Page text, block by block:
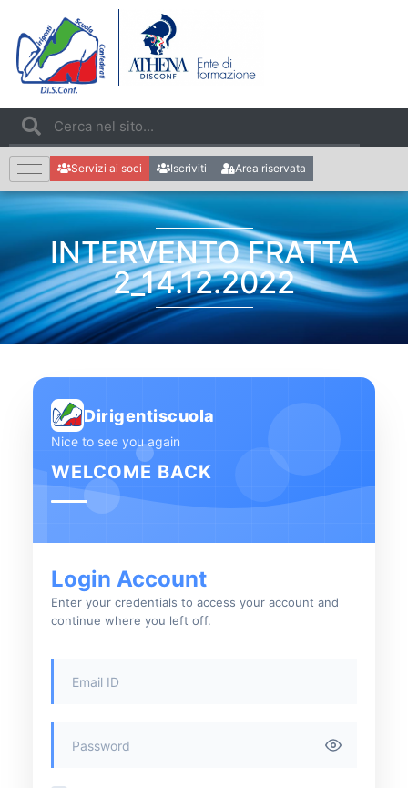
Servizi ai soci Iscriviti Area riservata
INTERVENTO FRATTA
2_14.12.2022
Dirigentiscuola
Nice to see you again
WELCOME BACK
Login Account
Enter your credentials to access your account and
continue where you left off.